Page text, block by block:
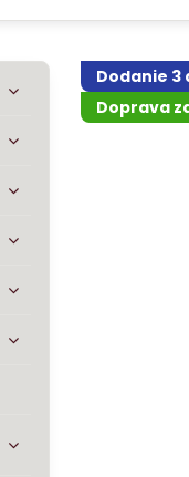
Dodanie 3
Doprava